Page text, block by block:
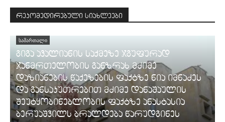
რეკომედირებული სიახლეები
ᲡᲐᲛᲐᲠᲗᲐᲚᲘ
გიგა ავალიანის საქმეზე ჯგუფურად
ჯანმრთელობის განზრახ მძიმე
დაზიანების წაქეზების ფაქტზე ნია იმნაძეს
და განსაკუთრებით მძიმე დანაშაულის
შეუტყობინებლობის ფაქტზე ანასტასია
ბერუაშვილს ბრალდება წარუდგინეს